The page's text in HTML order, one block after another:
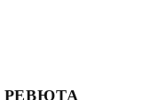
РЕВЮТА